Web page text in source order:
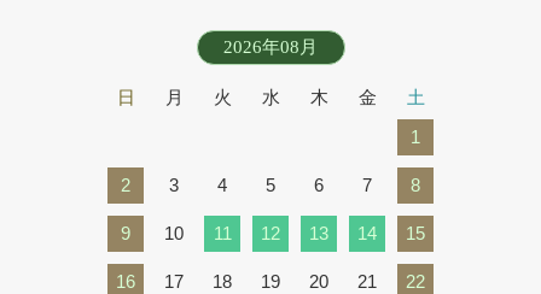
2026年08月
日 月 火 水 木 金
土
1
2 3 4 5 6 7 8
9 10 11 12 13 14 15
16 17 18 19 20 21 22